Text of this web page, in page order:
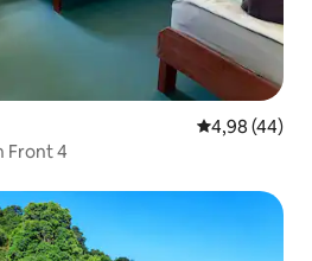
Gemiddelde
4,98 (44)
Front 4